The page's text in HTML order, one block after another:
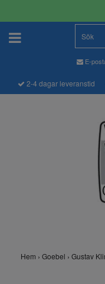
E-
2-4 dagar leveranstid
Hem › Goebel › Gustav